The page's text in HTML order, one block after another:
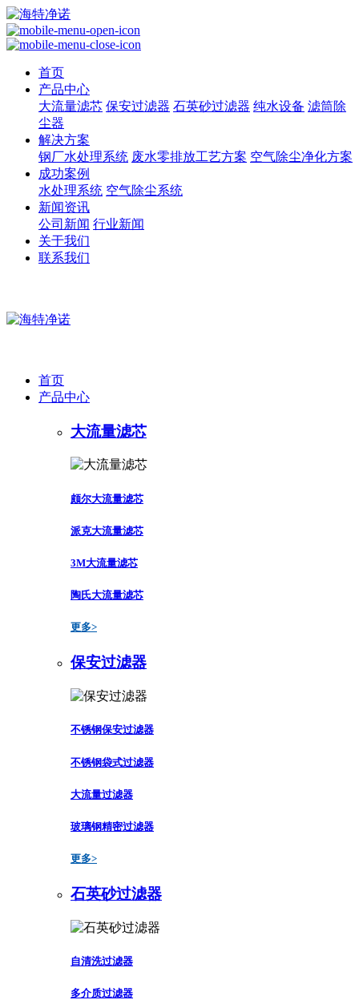
首页
产品中心
大流量滤芯 保安过滤器 石英砂过滤器 纯水设备 滤筒除
尘器
解决方案
钢厂水处理系统 废水零排放工艺方案 空气除尘净化方案
成功案例
水处理系统 空气除尘系统
新闻资讯
公司新闻 行业新闻
关于我们
联系我们
首页
产品中心
大流量滤芯
颇尔大流量滤芯
派克大流量滤芯
3M大流量滤芯
陶氏大流量滤芯
更多>
保安过滤器
不锈钢保安过滤器
不锈钢袋式过滤器
大流量过滤器
玻璃钢精密过滤器
更多>
石英砂过滤器
自清洗过滤器
多介质过滤器